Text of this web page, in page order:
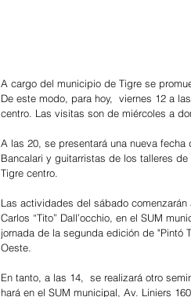
A cargo del municipio de Tigre se
De este modo, para hoy,  viernes 12 a
centro. Las visitas son de miércoles a
A las 20, se presentará una nueva
Bancalari y guitarristas de los talleres
Tigre centro.
Las actividades del sábado
Carlos “Tito” Dall’occhio, en el SUM
jornada de la segunda edición de "Pintó
Oeste.
En tanto, a las 14,  se realizará otro
hará en el SUM municipal, Av. Liniers